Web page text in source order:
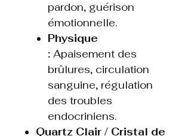
pardon, guérison
émotionnelle.
Physique
: Apaisement des
brûlures, circulation
sanguine, régulation
des troubles
endocriniens.
Quartz Clair / Cristal de